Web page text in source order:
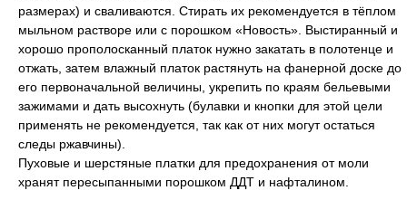
размерах) и сваливаются. Стирать их рекомендуется в тёплом
мыльном растворе или с порошком «Новость». Выстиранный и
хорошо прополосканный платок нужно закатать в полотенце и
отжать, затем влажный платок растянуть на фанерной доске до
его первоначальной величины, укрепить по краям бельевыми
зажимами и дать высохнуть (булавки и кнопки для этой цели
применять не рекомендуется, так как от них могут остаться
следы ржавчины).
Пуховые и шерстяные платки для предохранения от моли
хранят пересыпанными порошком ДДТ и нафталином.